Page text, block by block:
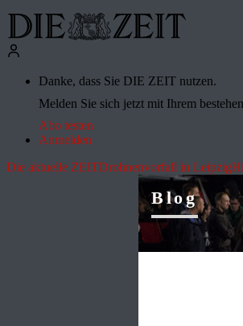
Danke, dass Sie DIE ZEIT nutzen.
Melden Sie sich jetzt mit Ihrem
Abo testen
Anmelden
Die aktuelle ZEITDrohnenvorfall in Leipzig
Blog